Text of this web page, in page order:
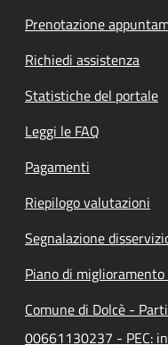
Prenotazione
Richiedi assistenza
Statistiche del portale
Leggi le FAQ
Pagamenti
Riepilogo valutazioni
Segnalazione
Piano di
Comune di Dolcè -
00661130237 - PEC: